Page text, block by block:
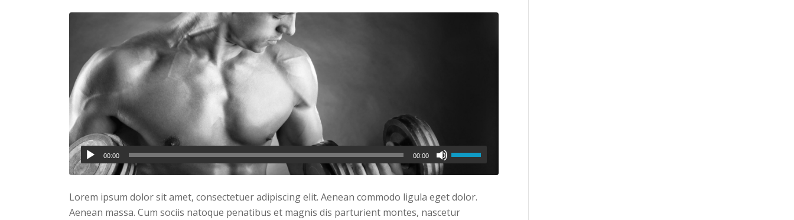
00:00 00:00
Lorem ipsum dolor sit amet, consectetuer adipiscing elit. Aenean commodo ligula eget dolor.
Aenean massa. Cum sociis natoque penatibus et magnis dis parturient montes, nascetur